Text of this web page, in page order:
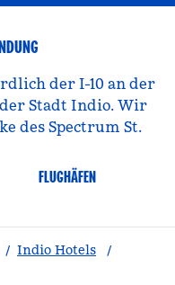
der I-10 an der
Stadt Indio. Wir
des Spectrum St.
FLUGHÄFEN
/ Indio Hotels
/